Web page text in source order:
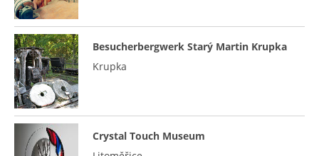
Besucherbergwerk Starý Martin Krupka
Krupka
Crystal Touch Museum